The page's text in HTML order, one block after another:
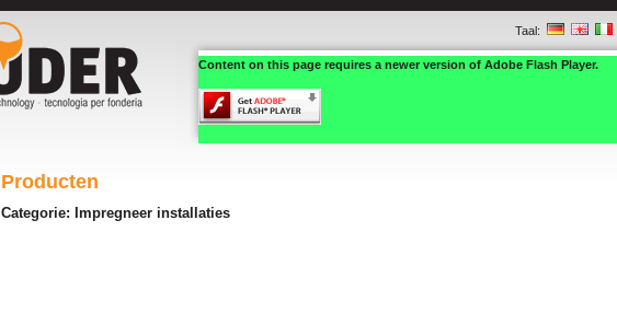
Taal:
Content on this page requires a newer version of Adobe Flash Player.
Producten
Categorie: Impregneer installaties